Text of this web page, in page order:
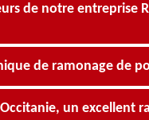
de notre entreprise
de ramonage de
un excellent